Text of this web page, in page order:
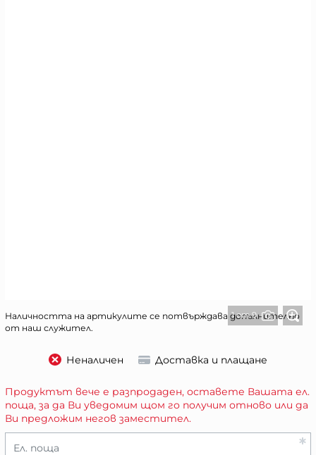
1 от 9
Наличността на артикулите се потвърждава допълнително
от наш служител.
Неналичен Доставка и плащане
Продуктът вече е разпродаден, оставете Вашата ел.
поща, за да Ви уведомим щом го получим отново или да
Ви предложим негов заместител.
Ел. поща